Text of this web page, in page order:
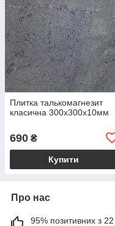
Плитка талькомагнезит
класична 300х300х10мм
690 ₴
Купити
Про нас
95% позитивних з 22